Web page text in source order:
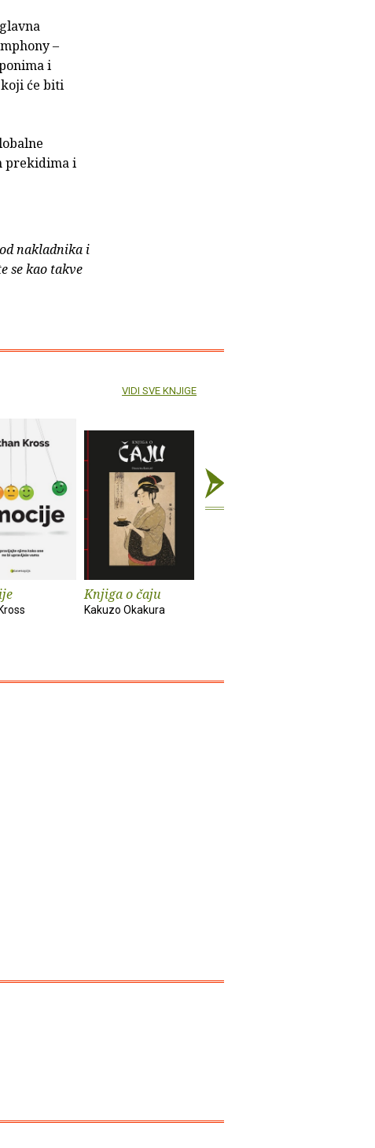
–
i
će biti
prekidima i
nakladnika i
se kao takve
Knjiga o čaju
Kakuzo Okakura
VIDI SVE KNJIGE